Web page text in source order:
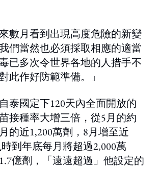
數月看到出現高度危險的新變
們當然也必須採取相應的適當
已多次令世界各地的人措手不
此作好防範準備。」
泰國定下120天內全面開放的
接種率大增三倍，從5月的約
的近1,200萬劑，8月增至近
到年底每月將超過2,000萬
億劑，「遠遠超過」他設定的